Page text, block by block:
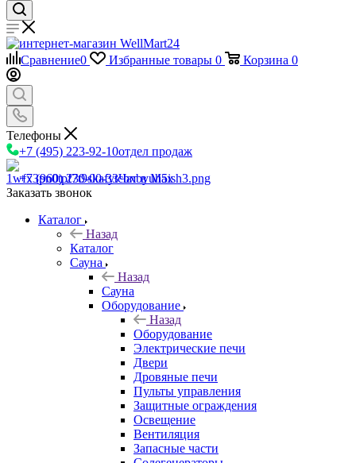
Сравнение0 Избранные товары 0 Корзина 0
Телефоны
+7 (495) 223-92-10отдел продаж
+7 (960) 230-00-33Чат в Max
Заказать звонок
Каталог
Назад
Каталог
Сауна
Назад
Сауна
Оборудование
Назад
Оборудование
Электрические печи
Двери
Дровяные печи
Пульты управления
Защитные ограждения
Освещение
Вентиляция
Запасные части